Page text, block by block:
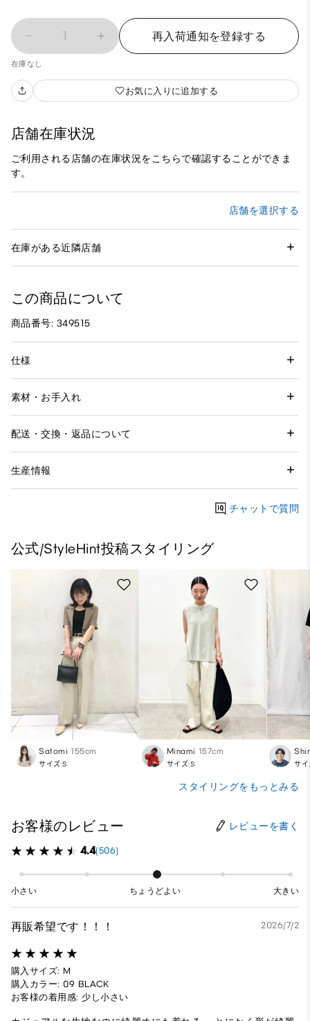
1 再入荷通知を登録する
在庫なし
お気に入りに追加する
店舗在庫状況
ご利用される店舗の在庫状況をこちらで確認することができま
す。
店舗を選択する
在庫がある近隣店舗
この商品について
商品番号: 349515
仕様
素材・お手入れ
配送・交換・返品について
生産情報
チャットで質問
公式/StyleHint投稿スタイリング
Satomi 155cm
サイズ:S
Minami 157cm
サイズ:S サ
スタイリングをもっとみる
お客様のレビュー レビューを書く
4.4(506)
小さい ちょうどよい 大きい
再販希望です！！！ 2026/7/2
購入サイズ: M
購入カラー: 09 BLACK
お客様の着用感: 少し小さい